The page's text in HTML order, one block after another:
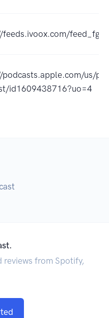
feeds.ivoox.com/
us/
id1609438716?uo=4
reviews from Spotify,